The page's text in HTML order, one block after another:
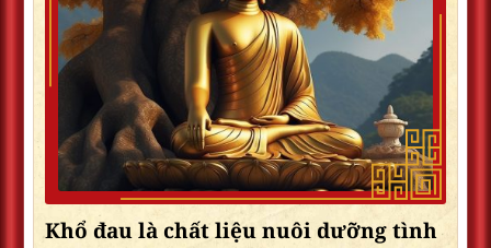
Khổ đau là chất liệu nuôi dưỡng tình